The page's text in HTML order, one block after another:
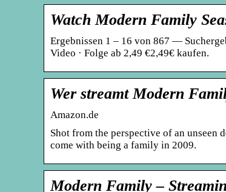
Watch Modern Family
Ergebnissen 1 – 16 von 867 —
Video · Folge ab 2,49 €2,49€ kaufen.
Wer streamt Modern
Amazon.de
Shot from the perspective of an unseen
come with being a family in 2009.
Modern Family –